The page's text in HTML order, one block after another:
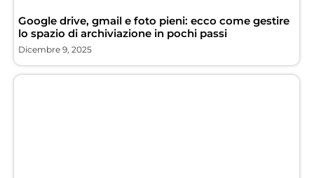
Google drive, gmail e foto pieni: ecco come gestire
lo spazio di archiviazione in pochi passi
Dicembre 9, 2025